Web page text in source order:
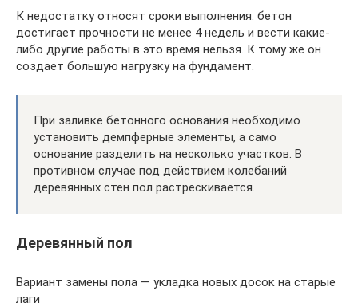
К недостатку относят сроки выполнения: бетон
достигает прочности не менее 4 недель и вести какие-
либо другие работы в это время нельзя. К тому же он
создает большую нагрузку на фундамент.
При заливке бетонного основания необходимо
установить демпферные элементы, а само
основание разделить на несколько участков. В
противном случае под действием колебаний
деревянных стен пол растрескивается.
Деревянный пол
Вариант замены пола — укладка новых досок на старые
лаги